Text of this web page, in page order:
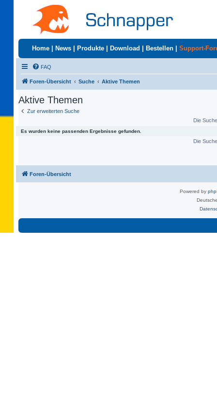
Home News Produkte Download Bestellen Support-
FAQ
Foren-Übersicht Suche Aktive Themen
Aktive Themen
Zur erweiterten Suche
Die
Es wurden keine passenden Ergebnisse gefunden.
Die
Foren-Übersicht
Powered by